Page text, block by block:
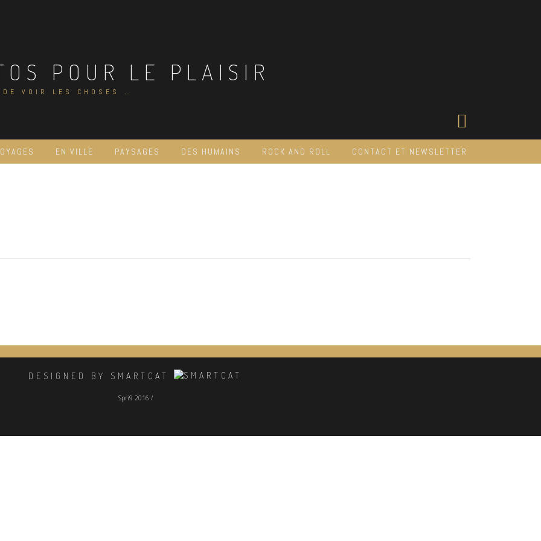
POUR LE PLAISIR
VOIR LES CHOSES …
EN VILLE PAYSAGES DES HUMAINS ROCK AND ROLL CONTACT ET NEWSLETTER
DESIGNED BY SMARTCAT
Spri9 2016 /